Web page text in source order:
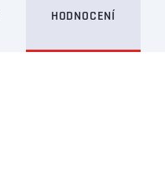
HODNOCENÍ